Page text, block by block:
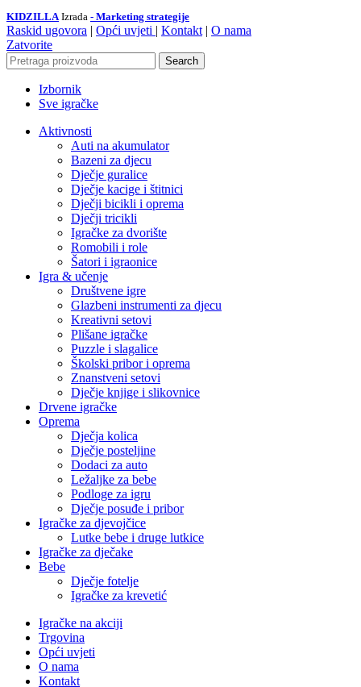
KIDZILLA Izrada - Marketing strategije
Raskid ugovora | Opći uvjeti | Kontakt | O nama
Zatvorite
Search
Izbornik
Sve igračke
Aktivnosti
Auti na akumulator
Bazeni za djecu
Dječje guralice
Dječje kacige i štitnici
Dječji bicikli i oprema
Dječji tricikli
Igračke za dvorište
Romobili i role
Šatori i igraonice
Igra & učenje
Društvene igre
Glazbeni instrumenti za djecu
Kreativni setovi
Plišane igračke
Puzzle i slagalice
Školski pribor i oprema
Znanstveni setovi
Dječje knjige i slikovnice
Drvene igračke
Oprema
Dječja kolica
Dječje posteljine
Dodaci za auto
Ležaljke za bebe
Podloge za igru
Dječje posuđe i pribor
Igračke za djevojčice
Lutke bebe i druge lutkice
Igračke za dječake
Bebe
Dječje fotelje
Igračke za krevetić
Igračke na akciji
Trgovina
Opći uvjeti
O nama
Kontakt